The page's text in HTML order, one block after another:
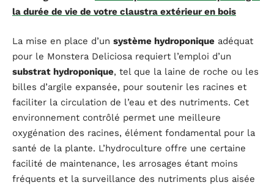
la durée de vie de votre claustra extérieur en bois
La mise en place d’un système hydroponique adéquat
pour le Monstera Deliciosa requiert l’emploi d’un
substrat hydroponique, tel que la laine de roche ou les
billes d’argile expansée, pour soutenir les racines et
faciliter la circulation de l’eau et des nutriments. Cet
environnement contrôlé permet une meilleure
oxygénation des racines, élément fondamental pour la
santé de la plante. L’hydroculture offre une certaine
facilité de maintenance, les arrosages étant moins
fréquents et la surveillance des nutriments plus aisée